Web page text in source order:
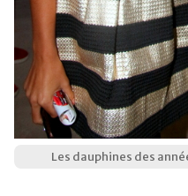
Les dauphines des